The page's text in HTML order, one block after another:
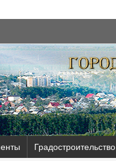
Градостроительство